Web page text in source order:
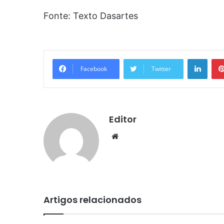
Fonte: Texto Dasartes
Facebook Twitter
Editor
Website
Artigos relacionados